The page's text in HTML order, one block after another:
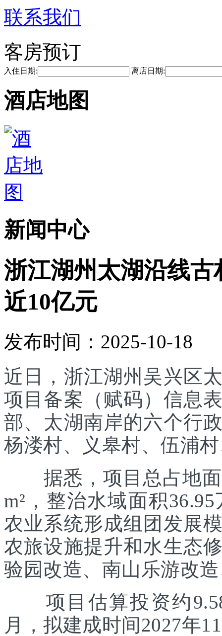
联系我们
客房预订
入住日期: 离店日期:
酒店地图
新闻中心
浙江湖州太湖沿线
近10亿元
发布时间：2025-10-18
近日，浙江湖州吴兴区
项目备案（赋码）信息
部、太湖南岸的六个行
杨溇村、义皋村、伍浦
据悉，项目总占地面
m²，整治水域面积
农业系统形成组团发展
农旅设施提升和水生态
验园改造、南山乐游改
项目估算投资约9.58
月，拟建成时间2027年